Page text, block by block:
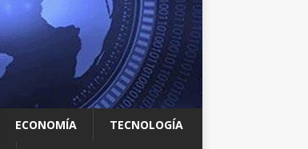
ECONOMÍA TECNOLOGÍA